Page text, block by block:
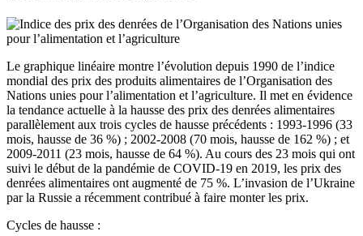
Le graphique linéaire montre l’évolution depuis 1990 de l’indice
mondial des prix des produits alimentaires de l’Organisation des
Nations unies pour l’alimentation et l’agriculture. Il met en évidence
la tendance actuelle à la hausse des prix des denrées alimentaires
parallèlement aux trois cycles de hausse précédents : 1993-1996 (33
mois, hausse de 36 %) ; 2002-2008 (70 mois, hausse de 162 %) ; et
2009-2011 (23 mois, hausse de 64 %). Au cours des 23 mois qui ont
suivi le début de la pandémie de COVID-19 en 2019, les prix des
denrées alimentaires ont augmenté de 75 %. L’invasion de l’Ukraine
par la Russie a récemment contribué à faire monter les prix.
Cycles de hausse :